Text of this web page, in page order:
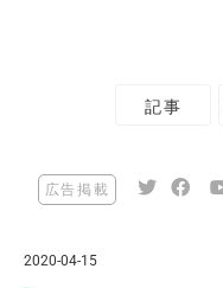
記事
広告掲載
2020-04-15